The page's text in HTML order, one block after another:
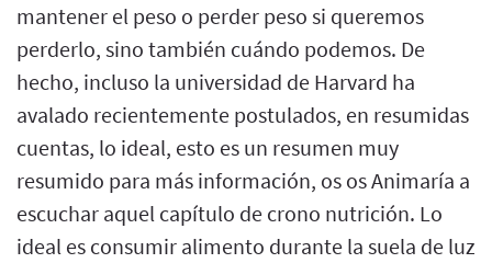
mantener el peso o perder peso si queremos
perderlo, sino también cuándo podemos. De
hecho, incluso la universidad de Harvard ha
avalado recientemente postulados, en resumidas
cuentas, lo ideal, esto es un resumen muy
resumido para más información, os os Animaría a
escuchar aquel capítulo de crono nutrición. Lo
ideal es consumir alimento durante la suela de luz